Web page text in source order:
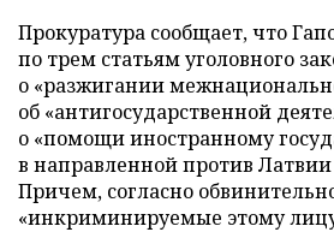
Прокуратура сообщает, что
по трем статьям уголовного
о «разжигании
об «антигосударственной
о «помощи иностранному
в направленной против Латвии
Причем, согласно
«инкриминируемые этому